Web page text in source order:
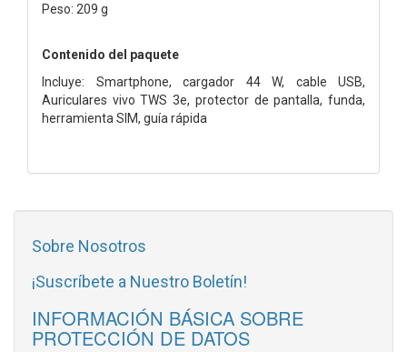
Peso: 209 g
Contenido del paquete
Incluye: Smartphone, cargador 44 W, cable USB,
Auriculares vivo TWS 3e, protector de pantalla, funda,
herramienta SIM, guía rápida
Sobre Nosotros
¡Suscríbete a Nuestro Boletín!
INFORMACIÓN BÁSICA SOBRE
PROTECCIÓN DE DATOS